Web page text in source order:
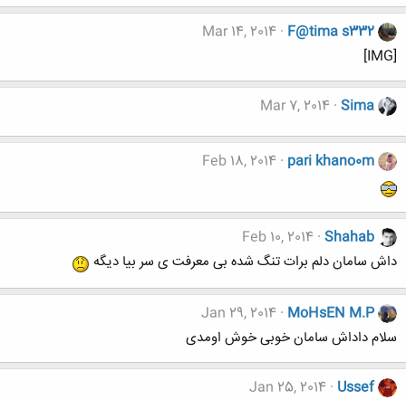
F@tima s332
Mar 14, 2014
[IMG]
Sima
Mar 7, 2014
pari khano0m
Feb 18, 2014
Shahab
Feb 10, 2014
داش سامان دلم برات تنگ شده بی معرفت ی سر بیا دیگه
MoHsEN M.P
Jan 29, 2014
سلام داداش سامان خوبی خوش اومدی
Ussef
Jan 25, 2014